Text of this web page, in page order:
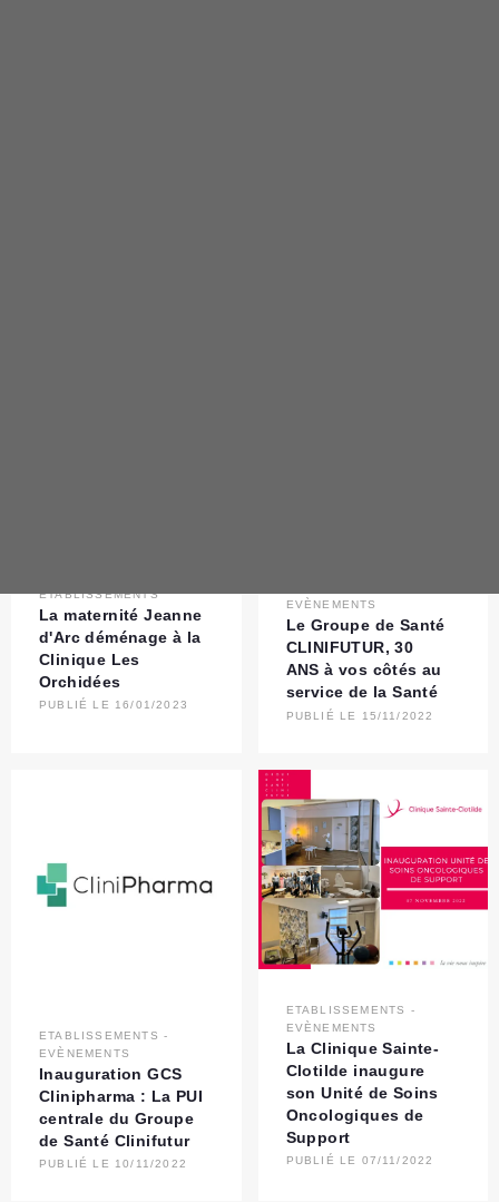
ETABLISSEMENTS
La maternité Jeanne
d'Arc déménage à la
Clinique Les
Orchidées
PUBLIÉ LE 16/01/2023
EVÈNEMENTS
Le Groupe de Santé
CLINIFUTUR, 30
ANS à vos côtés au
service de la Santé
PUBLIÉ LE 15/11/2022
ETABLISSEMENTS -
EVÈNEMENTS
Inauguration GCS
Clinipharma : La PUI
centrale du Groupe
de Santé Clinifutur
PUBLIÉ LE 10/11/2022
ETABLISSEMENTS
-
EVÈNEMENTS
La Clinique Sainte-
Clotilde inaugure
son Unité de Soins
Oncologiques de
Support
PUBLIÉ LE 07/11/2022